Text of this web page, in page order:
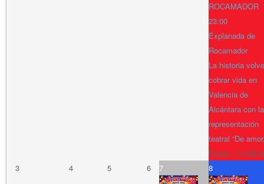
ROCAMADOR
23:00
Explanada de
Rocamador
La historia
cobrar vida en
Valencia de
Alcántara con la
representación
teatral “De
Fecha : 01/08/
3
4 5 6 7 8